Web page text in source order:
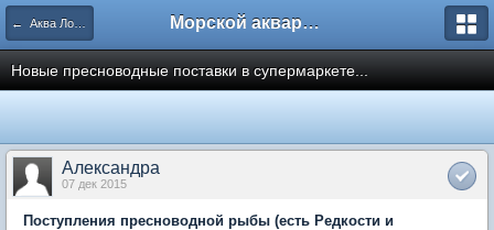
← Аква Лого. Аквариумные салоны и супермаркеты. Морской аквариум. Форумы ReefCentral.ru
Новые пресноводные поставки в супермаркете...
Александра
07 дек 2015
Поступления пресноводной рыбы (есть Редкости и